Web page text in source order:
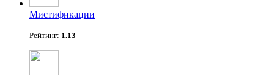
Мистификации
Рейтинг: 1.13